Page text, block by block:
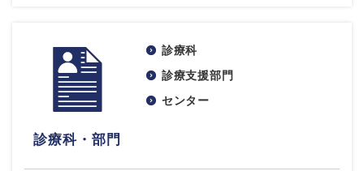
診療科・部門
診療科
診療支援部門
センター